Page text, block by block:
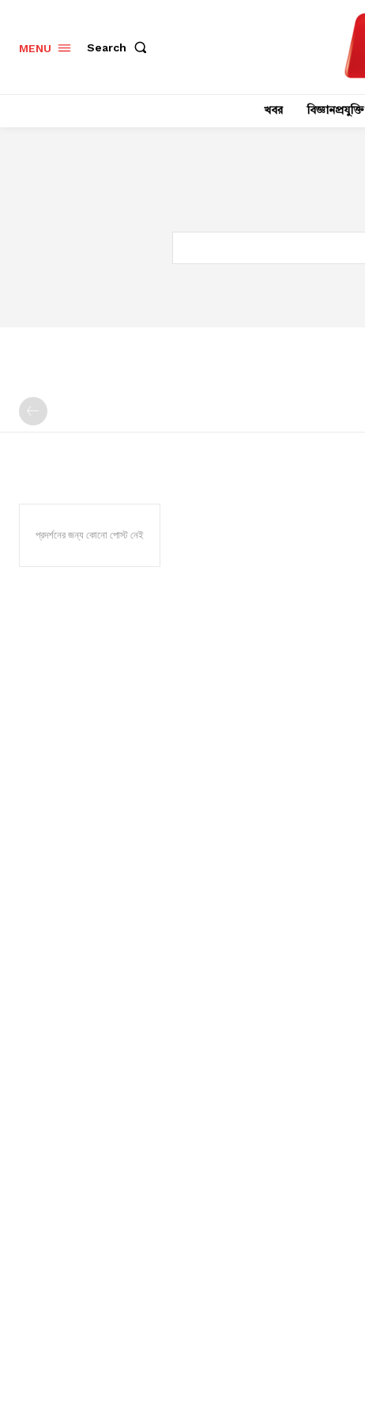
MENU Search
খবর বিজ্ঞানপ্রযুক্তি
প্রদর্শনের জন্য কোনো পোস্ট নেই